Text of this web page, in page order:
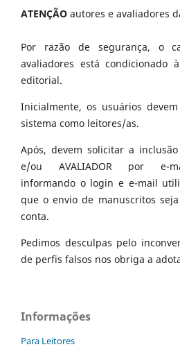
ATENÇÃO autores e avaliadores
Por razão de segurança, o
avaliadores está condicionado
editorial.
Inicialmente, os usuários
sistema como leitores/as.
Após, devem solicitar a
e/ou AVALIADOR por e-
informando o login e e-mail
que o envio de manuscritos
conta.
Pedimos desculpas pelo
de perfis falsos nos obriga a
Informações
Para Leitores